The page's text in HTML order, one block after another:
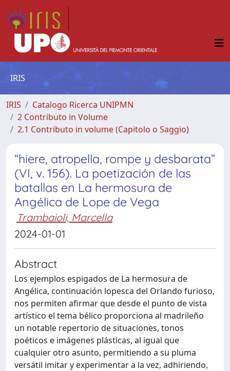
IRIS
IRIS
Catalogo Ricerca UNIPMN
2 Contributo in Volume
2.1 Contributo in volume (Capitolo o Saggio)
“hiere, atropella, rompe y desbarata”
(VI, v. 156). La poetización de las
batallas en La hermosura de
Angélica de Lope de Vega
Trambaioli, Marcella
2024-01-01
Abstract
Los ejemplos espigados de La hermosura de
Angélica, continuación lopesca del Orlando furioso,
nos permiten afirmar que desde el punto de vista
artístico el tema bélico proporciona al madrileño
un notable repertorio de situaciones, tonos
poéticos e imágenes plásticas, al igual que
cualquier otro asunto, permitiendo a su pluma
versátil imitar y experimentar a la vez, adhiriendo,